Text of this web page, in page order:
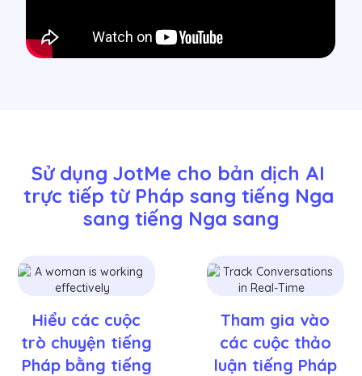
Sử dụng JotMe cho bản dịch AI
trực tiếp từ Pháp sang tiếng Nga
sang tiếng Nga sang
Hiểu các cuộc
trò chuyện tiếng
Pháp bằng tiếng
Tham gia vào
các cuộc thảo
luận tiếng Pháp